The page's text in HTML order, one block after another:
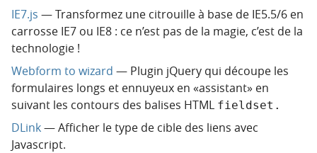
IE7.js — Transformez une citrouille à base de IE5.5/6 en
carrosse IE7 ou IE8 : ce n’est pas de la magie, c’est de la
technologie !
Webform to wizard — Plugin jQuery qui découpe les
formulaires longs et ennuyeux en «assistant» en
suivant les contours des balises HTML fieldset.
DLink— Afficher le type de cible des liens avec
Javascript.